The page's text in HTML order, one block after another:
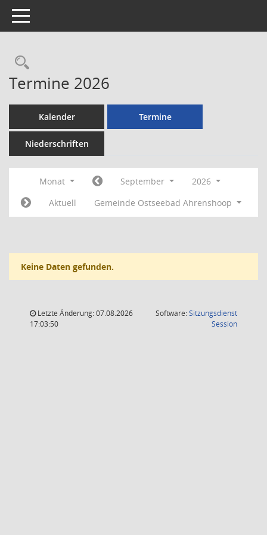
Toggle navigation
Rechercheauswahl
Termine 2026
Kalender Termine
Niederschriften
Monat September
2026
Aktuell
Gemeinde Ostseebad Ahrenshoop
Keine Daten gefunden.
Letzte Änderung: 07.08.2026
17:03:50
Software:Sitzungsdienst
Session(Wird in